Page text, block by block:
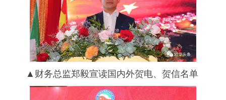
▲财务总监郑毅宣读国内外贺电、贺信名单